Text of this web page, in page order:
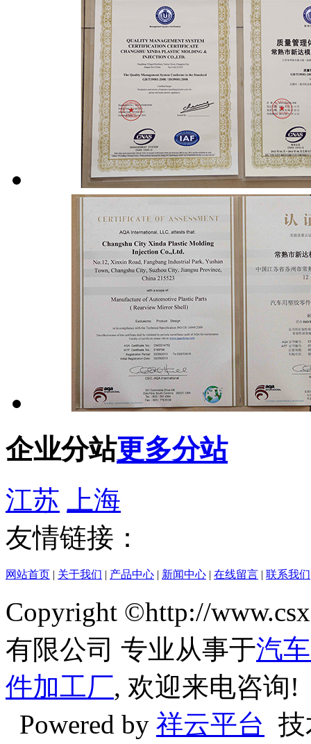
企业分站更多分站
江苏
上海
友情链接：
网站首页 | 关于我们 | 产品中心 | 新闻中心 | 在线留言 | 联系我们
Copyright ©http://
有限公司 专业从事于汽
件加工厂, 欢迎来电咨询!
Powered by 祥云平台